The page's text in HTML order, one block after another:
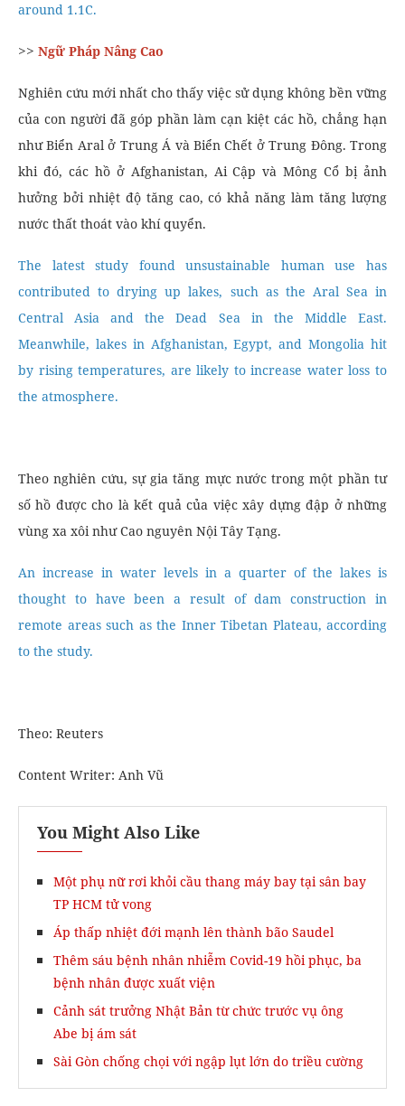
around 1.1C.
>> Ngữ Pháp Nâng Cao
Nghiên cứu mới nhất cho thấy việc sử dụng không bền vững
của con người đã góp phần làm cạn kiệt các hồ, chẳng hạn
như Biển Aral ở Trung Á và Biển Chết ở Trung Đông. Trong
khi đó, các hồ ở Afghanistan, Ai Cập và Mông Cổ bị ảnh
hưởng bởi nhiệt độ tăng cao, có khả năng làm tăng lượng
nước thất thoát vào khí quyển.
The latest study found unsustainable human use has
contributed to drying up lakes, such as the Aral Sea in
Central Asia and the Dead Sea in the Middle East.
Meanwhile, lakes in Afghanistan, Egypt, and Mongolia hit
by rising temperatures, are likely to increase water loss to
the atmosphere.
Theo nghiên cứu, sự gia tăng mực nước trong một phần tư
số hồ được cho là kết quả của việc xây dựng đập ở những
vùng xa xôi như Cao nguyên Nội Tây Tạng.
An increase in water levels in a quarter of the lakes is
thought to have been a result of dam construction in
remote areas such as the Inner Tibetan Plateau, according
to the study.
Theo: Reuters
Content Writer: Anh Vũ
You Might Also Like
Một phụ nữ rơi khỏi cầu thang máy bay tại sân bay
TP HCM tử vong
Áp thấp nhiệt đới mạnh lên thành bão Saudel
Thêm sáu bệnh nhân nhiễm Covid-19 hồi phục, ba
bệnh nhân được xuất viện
Cảnh sát trưởng Nhật Bản từ chức trước vụ ông
Abe bị ám sát
Sài Gòn chống chọi với ngập lụt lớn do triều cường